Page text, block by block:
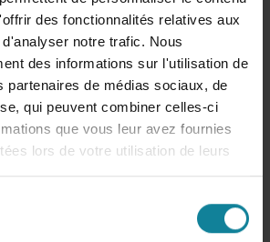
des fonctionnalités relatives aux
notre trafic. Nous
des informations sur l'utilisation de
partenaires de médias sociaux, de
qui peuvent combiner celles-ci
que vous leur avez fournies
lors de votre utilisation de leurs
QVTqui réduit les frictions du
concrète auxexigences de
de performance pourtoutes les
un téléphone